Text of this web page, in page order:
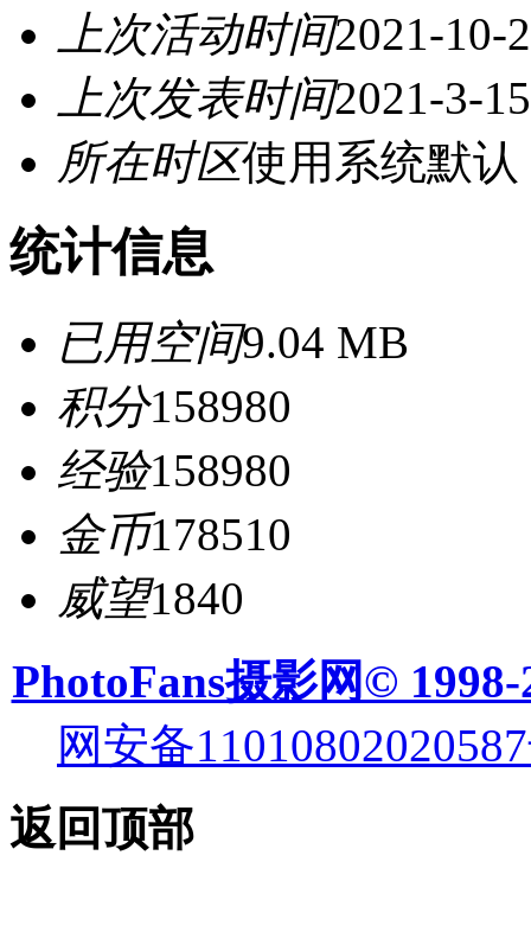
上次活动时间2021-10-
上次发表时间2021-3-
所在时区使用系统默认
统计信息
已用空间9.04 MB
积分158980
经验158980
金币178510
威望1840
PhotoFans摄影网© 1998-
网安备
返回顶部